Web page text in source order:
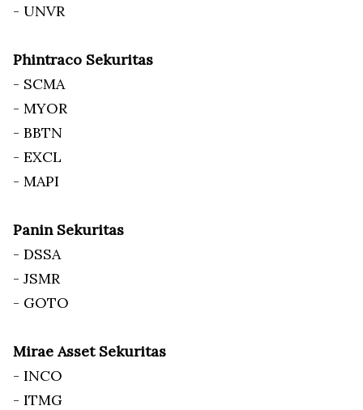
- UNVR
Phintraco Sekuritas
- SCMA
- MYOR
- BBTN
- EXCL
- MAPI
Panin Sekuritas
- DSSA
- JSMR
- GOTO
Mirae Asset Sekuritas
- INCO
- ITMG